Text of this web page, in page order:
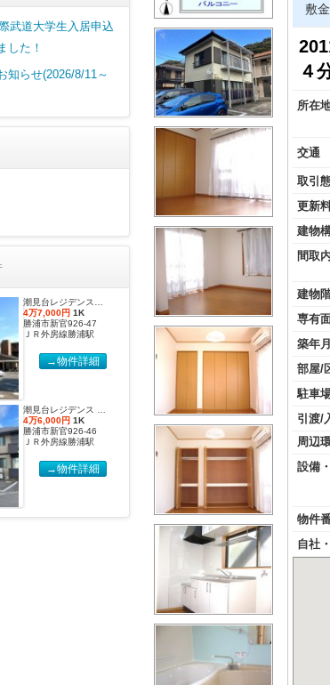
敷金
４
所在
交通
取引
更新
建物
間取
建物
専有
築年月
部屋/
駐車
引渡/
周辺
設備
物件
自社
武道大学生入居申込
した！
知らせ(2026/8/11～
潮見台レジデンス壱番館 Dタイプ
4万7,000円 1K
勝浦市新官926-47
ＪＲ外房線勝浦駅
→物件詳細
潮見台レジデンス Ｂ棟 Ｂタイプ
4万6,000円 1K
勝浦市新官926-46
ＪＲ外房線勝浦駅
→物件詳細